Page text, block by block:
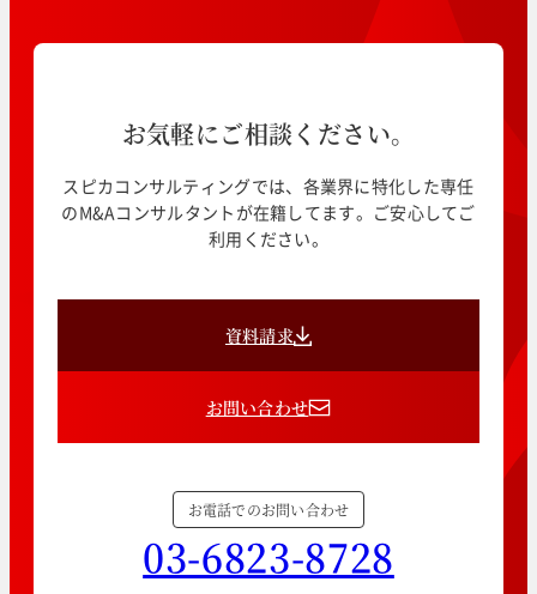
お気軽にご相談ください。
スピカコンサルティングでは、各業界に特化した専任
のM&Aコンサルタントが在籍してます。ご安心してご
利用ください。
資料請求
お問い合わせ
お電話でのお問い合わせ
03-6823-8728